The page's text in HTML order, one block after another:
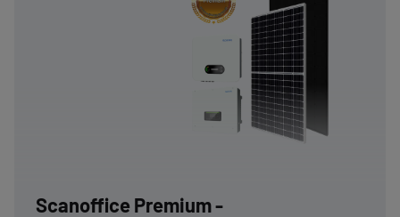
Scanoffice Premium -